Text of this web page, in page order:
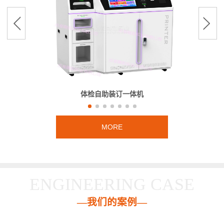
体检自助装订一体机
MORE
—我们的案例—